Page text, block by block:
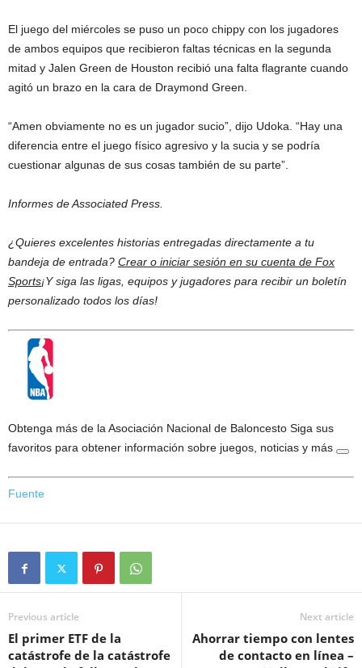
El juego del miércoles se puso un poco chippy con los jugadores
de ambos equipos que recibieron faltas técnicas en la segunda
mitad y Jalen Green de Houston recibió una falta flagrante cuando
agitó un brazo en la cara de Draymond Green.
“Amen obviamente no es un jugador sucio”, dijo Udoka. “Hay una
diferencia entre el juego físico agresivo y la sucia y se podría
cuestionar algunas de sus cosas también de su parte”.
Informes de Associated Press.
¿Quieres excelentes historias entregadas directamente a tu
bandeja de entrada? Crear o iniciar sesión en su cuenta de Fox
Sports¡Y siga las ligas, equipos y jugadores para recibir un boletín
personalizado todos los días!
Obtenga más de la Asociación Nacional de Baloncesto Siga sus
favoritos para obtener información sobre juegos, noticias y más
Fuente
Previous article
El primer ETF de la
catástrofe de la catástrofe
Next article
Ahorrar tiempo con lentes
de contacto en línea –